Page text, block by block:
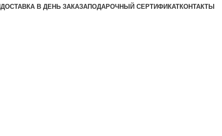
ДОСТАВКА В ДЕНЬ ЗАКАЗАПОДАРОЧНЫЙ СЕРТИФИКАТКОНТАКТЫ